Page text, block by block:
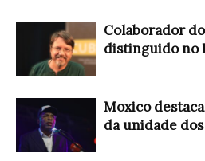
Colaborador
distinguido no
Moxico
da unidade